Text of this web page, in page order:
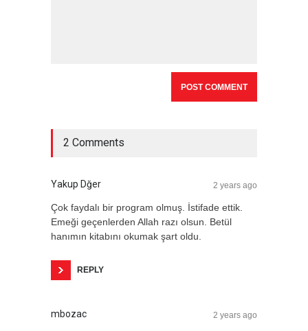
2 Comments
Yakup Dğer 2 years ago
Çok faydalı bir program olmuş. İstifade ettik.
Emeği geçenlerden Allah razı olsun. Betül
hanımın kitabını okumak şart oldu.
REPLY
mbozac 2 years ago